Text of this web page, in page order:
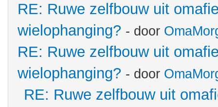
RE: Ruwe zelfbouw uit
wielophanging? - door
RE: Ruwe zelfbouw uit
wielophanging? - door
RE: Ruwe zelfbouw uit